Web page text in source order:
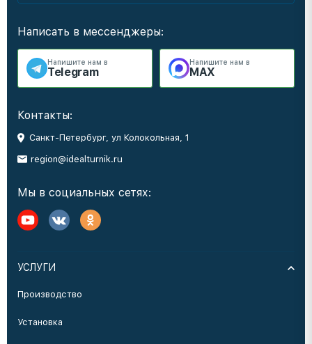
Написать в мессенджеры:
Напишите нам в
Telegram
Напишите нам в
MAX
Контакты:
Санкт-Петербург, ул Колокольная, 1
region@idealturnik.ru
Мы в социальных сетях:
УСЛУГИ
Производство
Установка